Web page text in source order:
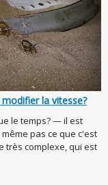
la vitesse?
le temps? — il est
pas ce que c'est
très complexe, qui est